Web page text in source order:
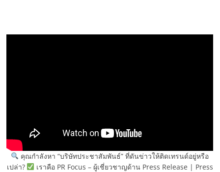
คุณกำลังหา “บริษัทประชาสัมพันธ์” ที่ดันข่าวให้ติดเทรนด์อยู่หรือ
เปล่า?
เราคือ PR Focus – ผู้เชี่ยวชาญด้าน Press Release | Press